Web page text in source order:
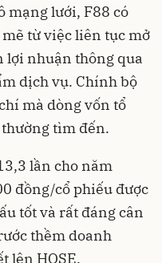
mạng lưới, F88 có
từ việc liên tục mở
lợi nhuận thông qua
dịch vụ. Chính bộ
mà dòng vốn tổ
tìm đến.
lần cho năm
đồng/cổ phiếu được
tốt và rất đáng cân
thềm doanh
lên HOSE.